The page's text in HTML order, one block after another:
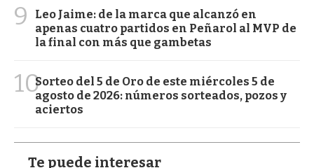
9
Leo Jaime: de la marca que alcanzó en
apenas cuatro partidos en Peñarol al MVP de
la final con más que gambetas
10Sorteo del 5 de Oro de este miércoles 5 de
agosto de 2026: números sorteados, pozos y
aciertos
Te puede interesar